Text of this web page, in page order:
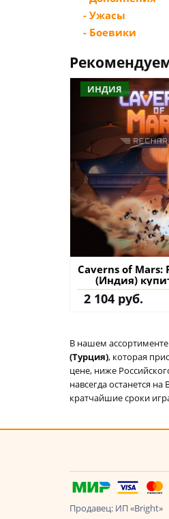
- Ужасы
- Боевики
ИНДИЯ
Caverns of Mars:
(Индия)
2 104 руб.
В нашем
(Турция), которая
цене, ниже
навсегда останется
кратчайшие сроки
Продавец: ИП «Bright»